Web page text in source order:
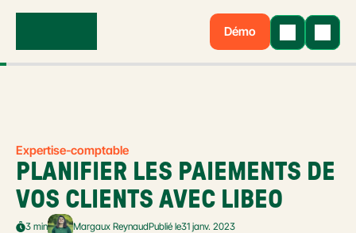
Démo
Expertise-comptable
PLANIFIER LES PAIEMENTS DE
VOS CLIENTS AVEC LIBEO
3 min Margaux ReynaudPublié le31 janv. 2023